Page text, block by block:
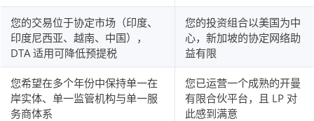
您的交易位于协定市场（印度、
印度尼西亚、越南、中国），
DTA 适用可降低预提税
您的投资组合以美国为中
心，新加坡的协定网络助
益有限
您希望在多个年份中保持单一在
岸实体、单一监管机构与单一服
务商体系
您已运营一个成熟的开曼
有限合伙平台，且 LP 对
此感到满意